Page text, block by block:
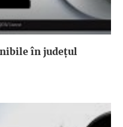
în județul